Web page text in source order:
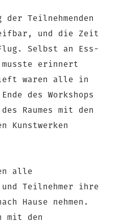
der Teilnehmenden
und die Zeit
Selbst an Ess-
musste erinnert
waren alle in
des Workshops
Raumes mit den
Kunstwerken
alle
und Teilnehmer ihre
Hause nehmen.
mit den